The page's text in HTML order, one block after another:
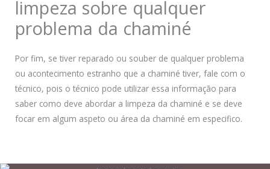
limpeza sobre qualquer
problema da chaminé
Por fim, se tiver reparado ou souber de qualquer problema
ou acontecimento estranho que a chaminé tiver, fale com o
técnico, pois o técnico pode utilizar essa informação para
saber como deve abordar a limpeza da chaminé e se deve
focar em algum aspeto ou área da chaminé em especifico.